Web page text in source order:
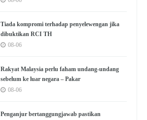
Tiada kompromi terhadap penyelewengan jika
dibuktikan RCI TH
08-06
Rakyat Malaysia perlu faham undang-undang
sebelum ke luar negara – Pakar
08-06
Penganjur bertanggungjawab pastikan